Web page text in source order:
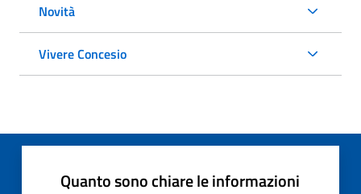
Novità
Vivere Concesio
Quanto sono chiare le informazioni